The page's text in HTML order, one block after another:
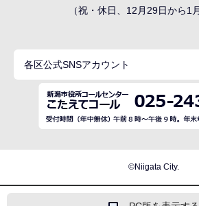
で
（祝・休日、12月29日から1
各区公式SNSアカウント
©Niigata City.